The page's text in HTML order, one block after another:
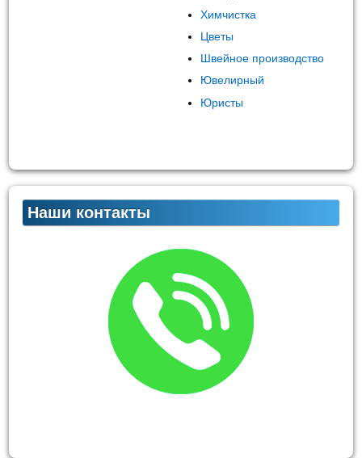
Химчистка
Цветы
Швейное производство
Ювелирный
Юристы
Наши контакты